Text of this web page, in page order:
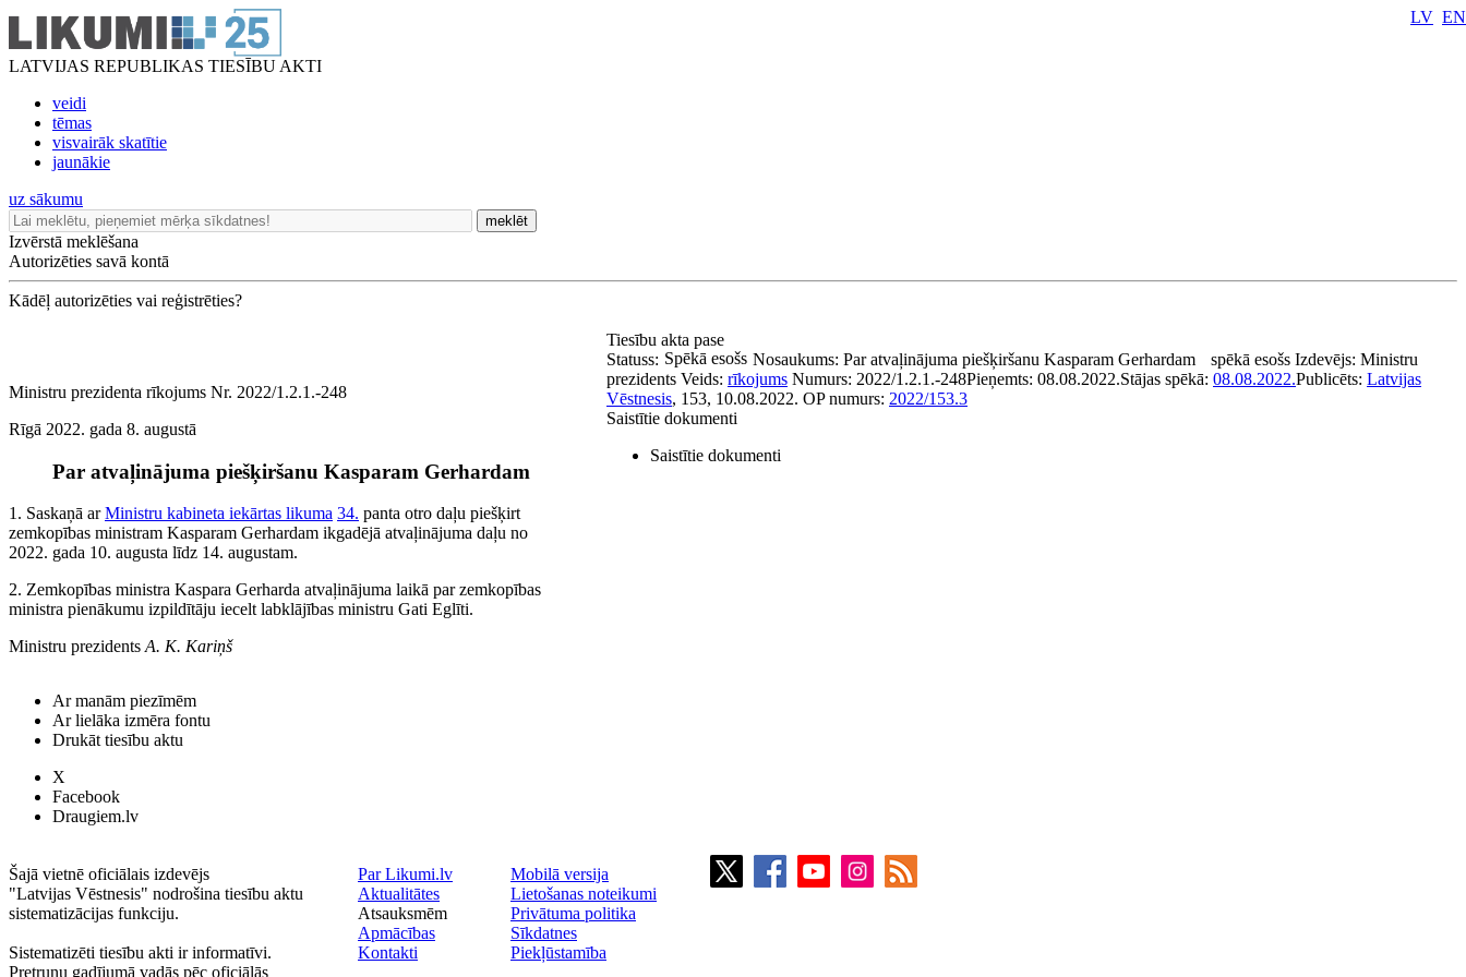
LATVIJAS REPUBLIKAS TIESĪBU AKTI
veidi
tēmas
visvairāk skatītie
jaunākie
LV EN
uz sākumu
meklēt
Izvērstā meklēšana
Autorizēties savā kontā
Kādēļ autorizēties vai reģistrēties?
Ministru prezidenta rīkojums Nr. 2022/1.2.1.-248
Rīgā 2022. gada 8. augustā
Par atvaļinājuma piešķiršanu Kasparam Gerhardam
1. Saskaņā arMinistru kabineta iekārtas likuma 34. panta otro daļu piešķirt
zemkopības ministram Kasparam Gerhardam ikgadējā atvaļinājuma daļu no
2022. gada 10. augusta līdz 14. augustam.
2. Zemkopības ministra Kaspara Gerharda atvaļinājuma laikā par zemkopības
ministra pienākumu izpildītāju iecelt labklājības ministru Gati Eglīti.
Ministru prezidentsA. K. Kariņš
Tiesību akta pase
Nosaukums: Par atvaļinājuma piešķiršanu Kasparam Gerhardam
Statuss: Spēkā esošs spēkā esošs Izdevējs: Ministru
prezidents Veids: rīkojums Numurs: 2022/1.2.1.-248Pieņemts: 08.08.2022.Stājas spēkā: 08.08.2022.Publicēts: Latvijas
Vēstnesis, 153, 10.08.2022. OP numurs: 2022/153.3
Saistītie dokumenti
Saistītie dokumenti
Ar manām piezīmēm
Ar lielāka izmēra fontu
Drukāt tiesību aktu
X
Facebook
Draugiem.lv
Šajā vietnē oficiālais izdevējs
"Latvijas Vēstnesis" nodrošina tiesību aktu
sistematizācijas funkciju.
Sistematizēti tiesību akti ir informatīvi.
Pretrunu gadījumā vadās pēc oficiālās
Par Likumi.lv
Aktualitātes
Atsauksmēm
Apmācības
Kontakti
Mobilā versija
Lietošanas noteikumi
Privātuma politika
Sīkdatnes
Piekļūstamība